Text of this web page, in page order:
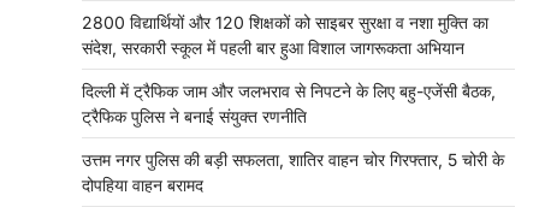
2800 विद्यार्थियों और 120 शिक्षकों को साइबर सुरक्षा व नशा मुक्ति का
संदेश, सरकारी स्कूल में पहली बार हुआ विशाल जागरूकता अभियान
दिल्ली में ट्रैफिक जाम और जलभराव से निपटने के लिए बहु-एजेंसी बैठक,
ट्रैफिक पुलिस ने बनाई संयुक्त रणनीति
उत्तम नगर पुलिस की बड़ी सफलता, शातिर वाहन चोर गिरफ्तार, 5 चोरी के
दोपहिया वाहन बरामद